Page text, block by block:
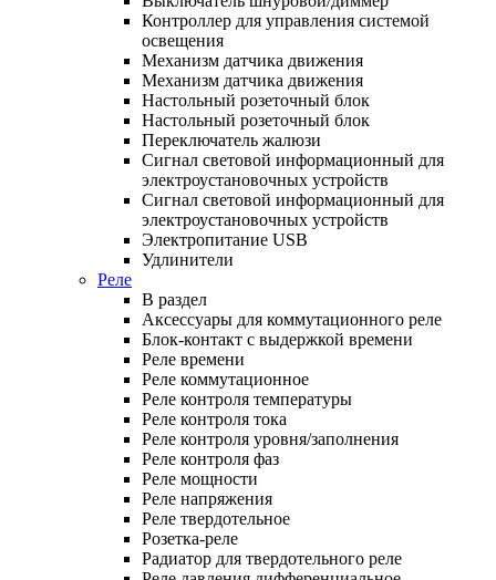
Контроллер для управления системой
освещения
Механизм датчика движения
Механизм датчика движения
Настольный розеточный блок
Настольный розеточный блок
Переключатель жалюзи
Сигнал световой информационный для
электроустановочных устройств
Сигнал световой информационный для
электроустановочных устройств
Электропитание USB
Удлинители
Реле
В раздел
Аксессуары для коммутационного реле
Блок-контакт с выдержкой времени
Реле времени
Реле коммутационное
Реле контроля температуры
Реле контроля тока
Реле контроля уровня/заполнения
Реле контроля фаз
Реле мощности
Реле напряжения
Реле твердотельное
Розетка-реле
Радиатор для твердотельного реле